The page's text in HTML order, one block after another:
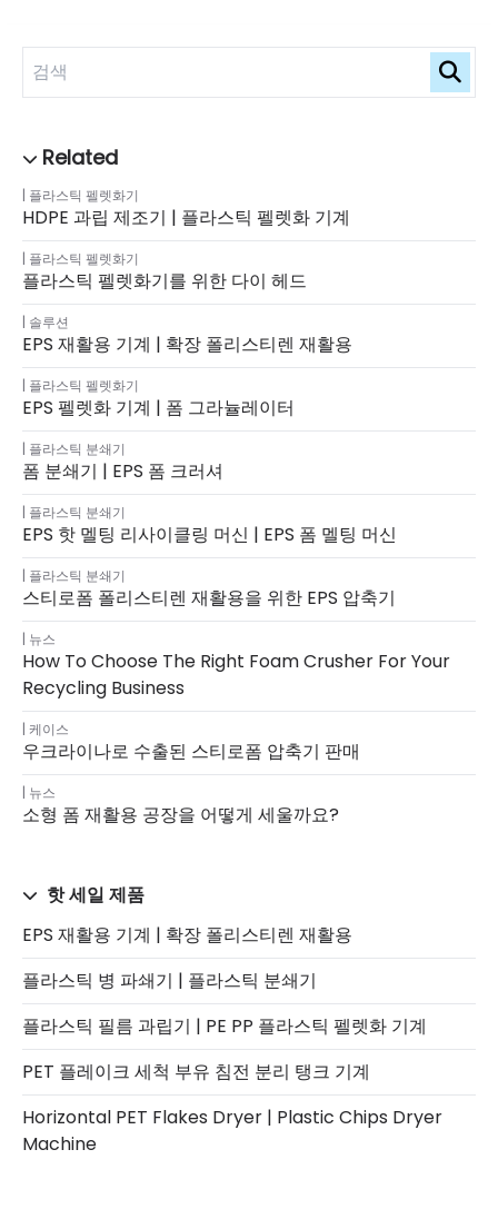
플라스틱 펠렛화기
HDPE 과립 제조기 | 플라스틱 펠렛화 기계
플라스틱 펠렛화기
플라스틱 펠렛화기를 위한 다이 헤드
솔루션
EPS 재활용 기계 | 확장 폴리스티렌 재활용
플라스틱 펠렛화기
EPS 펠렛화 기계 | 폼 그라뉼레이터
플라스틱 분쇄기
폼 분쇄기 | EPS 폼 크러셔
플라스틱 분쇄기
EPS 핫 멜팅 리사이클링 머신 | EPS 폼 멜팅 머신
플라스틱 분쇄기
스티로폼 폴리스티렌 재활용을 위한 EPS 압축기
뉴스
How To Choose The Right Foam Crusher For Your
Recycling Business
케이스
우크라이나로 수출된 스티로폼 압축기 판매
뉴스
소형 폼 재활용 공장을 어떻게 세울까요?
핫 세일 제품
EPS 재활용 기계 | 확장 폴리스티렌 재활용
플라스틱 병 파쇄기 | 플라스틱 분쇄기
플라스틱 필름 과립기 | PE PP 플라스틱 펠렛화 기계
PET 플레이크 세척 부유 침전 분리 탱크 기계
Horizontal PET Flakes Dryer | Plastic Chips Dryer
Machine